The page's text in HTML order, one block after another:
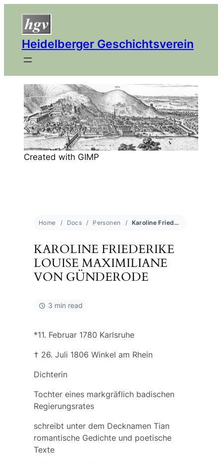
Heidelberger Geschichtsverein
Created with GIMP
Home Docs Personen Karoline Friederike Louise Maximiliane von Günderode
KAROLINE FRIEDERIKE
LOUISE MAXIMILIANE
VON GÜNDERODE
3 min read
*11. Februar 1780 Karlsruhe
† 26. Juli 1806 Winkel am Rhein
Dichterin
Tochter eines markgräflich badischen
Regierungsrates
schreibt unter dem Decknamen Tian
romantische Gedichte und poetische
Texte